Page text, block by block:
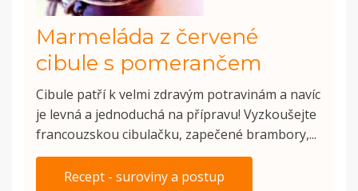
Marmeláda z červené
cibule s pomerančem
Cibule patří k velmi zdravým potravinám a navíc
je levná a jednoduchá na přípravu! Vyzkoušejte
francouzskou cibulačku, zapečené brambory,...
Recept - suroviny a postup